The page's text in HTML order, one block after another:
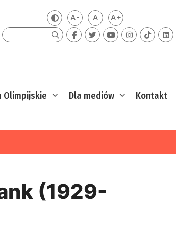
Zmień kontrast
A-Mniejsza czcionka
ADomyślna czcionka
A+Większa
Szukaj
Olimpijskie Dla mediów Kontakt
(1929-